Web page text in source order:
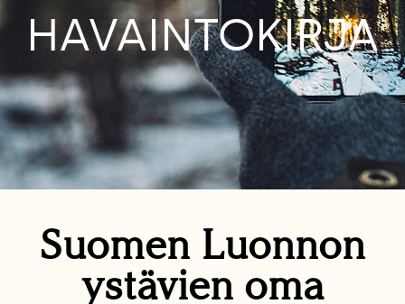
HAVAINTOKIRJA
Suomen Luonnon
ystävien oma